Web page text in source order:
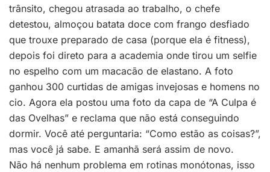
trânsito, chegou atrasada ao trabalho, o chefe
detestou, almoçou batata doce com frango desfiado
que trouxe preparado de casa (porque ela é fitness),
depois foi direto para a academia onde tirou um selfie
no espelho com um macacão de elastano. A foto
ganhou 300 curtidas de amigas invejosas e homens no
cio. Agora ela postou uma foto da capa de “A Culpa é
das Ovelhas” e reclama que não está conseguindo
dormir. Você até perguntaria: “Como estão as coisas?”,
mas você já sabe. E amanhã será assim de novo.
Não há nenhum problema em rotinas monótonas, isso